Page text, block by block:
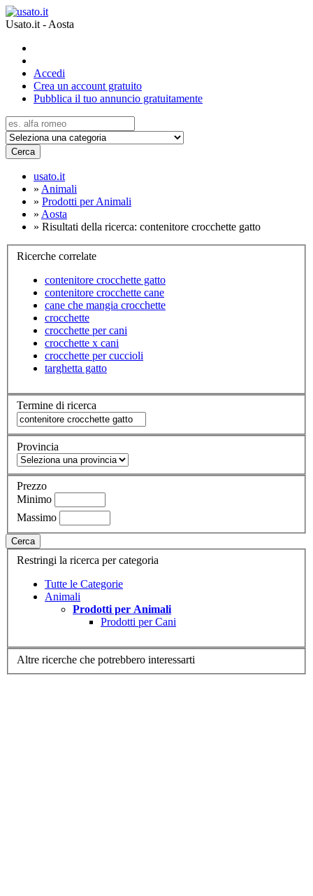
Usato.it - Aosta
Accedi
Crea un account gratuito
Pubblica il tuo annuncio gratuitamente
Cerca
usato.it
» Animali
» Prodotti per Animali
» Aosta
» Risultati della ricerca: contenitore crocchette gatto
Ricerche correlate
contenitore crocchette gatto
contenitore crocchette cane
cane che mangia crocchette
crocchette
crocchette per cani
crocchette x cani
crocchette per cuccioli
targhetta gatto
Termine di ricerca
Provincia
Prezzo
Minimo
Massimo
Cerca
Restringi la ricerca per categoria
Tutte le Categorie
Animali
Prodotti per Animali
Prodotti per Cani
Altre ricerche che potrebbero interessarti